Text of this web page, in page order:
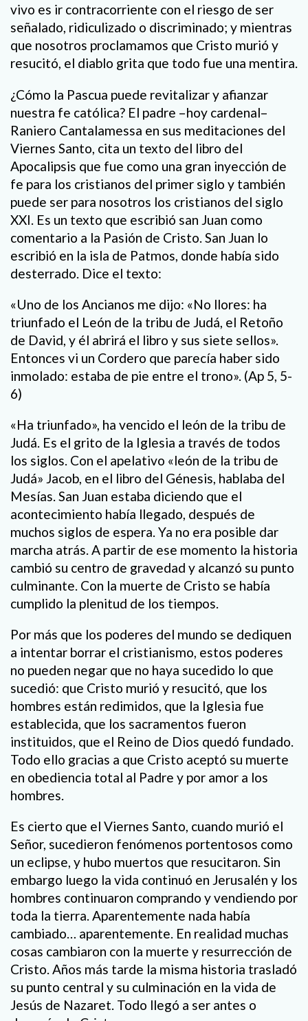
vivo es ir contracorriente con el riesgo de ser
señalado, ridiculizado o discriminado; y mientras
que nosotros proclamamos que Cristo murió y
resucitó, el diablo grita que todo fue una mentira.
¿Cómo la Pascua puede revitalizar y afianzar
nuestra fe católica? El padre –hoy cardenal–
Raniero Cantalamessa en sus meditaciones del
Viernes Santo, cita un texto del libro del
Apocalipsis que fue como una gran inyección de
fe para los cristianos del primer siglo y también
puede ser para nosotros los cristianos del siglo
XXI. Es un texto que escribió san Juan como
comentario a la Pasión de Cristo. San Juan lo
escribió en la isla de Patmos, donde había sido
desterrado. Dice el texto:
«Uno de los Ancianos me dijo: «No llores: ha
triunfado el León de la tribu de Judá, el Retoño
de David, y él abrirá el libro y sus siete sellos».
Entonces vi un Cordero que parecía haber sido
inmolado: estaba de pie entre el trono». (Ap 5, 5-
6)
«Ha triunfado», ha vencido el león de la tribu de
Judá. Es el grito de la Iglesia a través de todos
los siglos. Con el apelativo «león de la tribu de
Judá» Jacob, en el libro del Génesis, hablaba del
Mesías. San Juan estaba diciendo que el
acontecimiento había llegado, después de
muchos siglos de espera. Ya no era posible dar
marcha atrás. A partir de ese momento la historia
cambió su centro de gravedad y alcanzó su punto
culminante. Con la muerte de Cristo se había
cumplido la plenitud de los tiempos.
Por más que los poderes del mundo se dediquen
a intentar borrar el cristianismo, estos poderes
no pueden negar que no haya sucedido lo que
sucedió: que Cristo murió y resucitó, que los
hombres están redimidos, que la Iglesia fue
establecida, que los sacramentos fueron
instituidos, que el Reino de Dios quedó fundado.
Todo ello gracias a que Cristo aceptó su muerte
en obediencia total al Padre y por amor a los
hombres.
Es cierto que el Viernes Santo, cuando murió el
Señor, sucedieron fenómenos portentosos como
un eclipse, y hubo muertos que resucitaron. Sin
embargo luego la vida continuó en Jerusalén y los
hombres continuaron comprando y vendiendo por
toda la tierra. Aparentemente nada había
cambiado… aparentemente. En realidad muchas
cosas cambiaron con la muerte y resurrección de
Cristo. Años más tarde la misma historia trasladó
su punto central y su culminación en la vida de
Jesús de Nazaret. Todo llegó a ser antes o